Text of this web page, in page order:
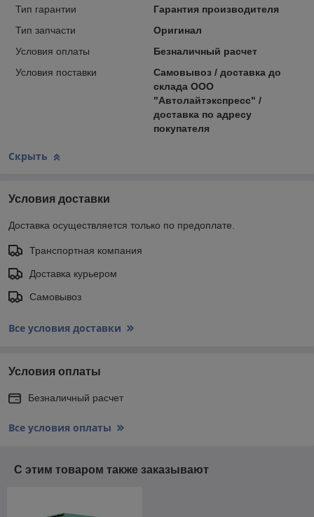
Тип гарантии
Гарантия производителя
Тип запчасти
Оригинал
Условия оплаты
Безналичный расчет
Условия поставки
Самовывоз / доставка до
склада ООО
"Автолайтэкспресс" /
доставка по адресу
покупателя
Скрыть
Условия доставки
Доставка осуществляется только по предоплате.
Транспортная компания
Доставка курьером
Самовывоз
Все условия доставки
Условия оплаты
Безналичный расчет
Все условия оплаты
С этим товаром также заказывают